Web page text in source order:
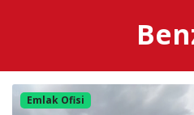
Metrobüse Yakın
Emlak Ofisi